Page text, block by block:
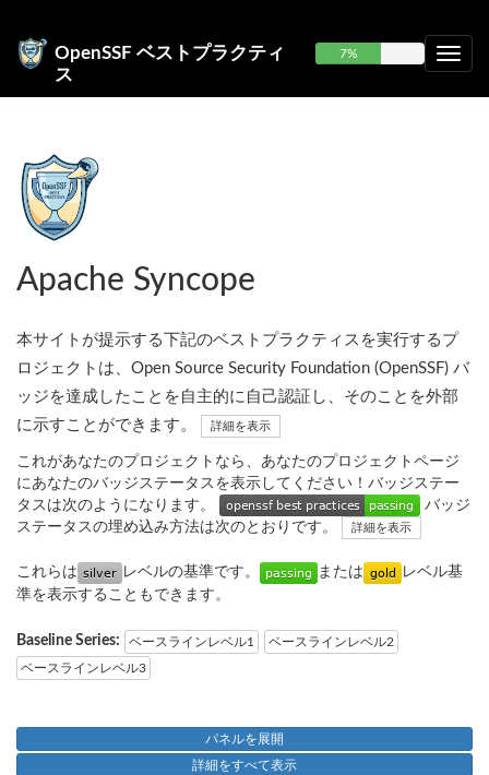
OpenSSF ベストプラクティ
ス
7%
Apache Syncope
本サイトが提示する下記のベストプラクティスを実行するプ
ロジェクトは、Open Source Security Foundation (OpenSSF) バ
ッジを達成したことを自主的に自己認証し、そのことを外部
に示すことができます。
詳細を表示
これがあなたのプロジェクトなら、あなたのプロジェクトページ
にあなたのバッジステータスを表示してください！バッジステー
タスは次のようになります。
バッジ
ステータスの埋め込み方法は次のとおりです。
詳細を表示
これらは レベルの基準です。 または
レベル基
準を表示することもできます。
Baseline Series: ベースラインレベル1
ベースラインレベル2
ベースラインレベル3
パネルを展開
詳細をすべて表示